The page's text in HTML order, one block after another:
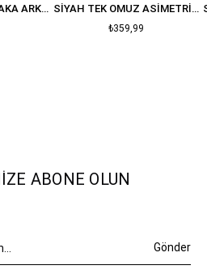
KOYU YEŞIL KARE YAKA ARKASI FERMUARLI VATKALI ELBISE SIYAH TEK OMUZ ASIMETRIK ELBISE
₺359,99
ABONE OLUN
Gönder